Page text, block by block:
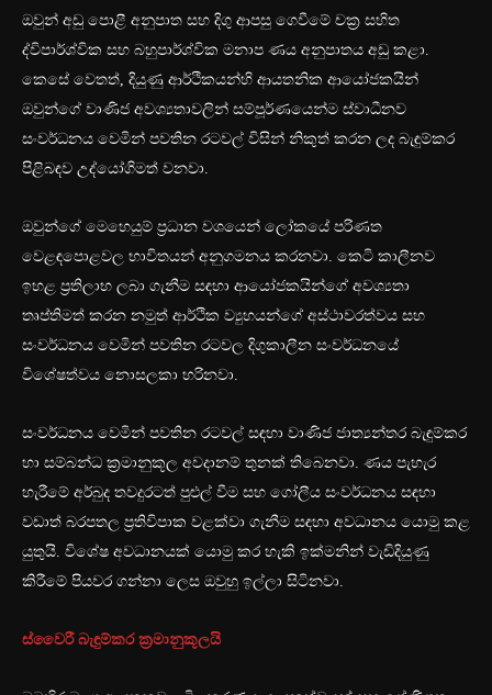
ඔවුන් අඩු පොළී අනුපාත සහ දිගු ආපසු ගෙවීමේ චක්‍ර සහිත
ද්විපාර්ශ්වික සහ බහුපාර්ශ්වික මනාප ණය අනුපාතය අඩු කළා.
කෙසේ වෙතත්, දියුණු ආර්ථිකයන්හි ආයතනික ආයෝජකයින්
ඔවුන්ගේ වාණිජ අවශ්‍යතාවලින් සම්පූර්ණයෙන්ම ස්වාධීනව
සංවර්ධනය වෙමින් පවතින රටවල් විසින් නිකුත් කරන ලද බැඳුම්කර
පිළිබඳව උද්යෝගිමත් වනවා.
ඔවුන්ගේ මෙහෙයුම් ප්‍රධාන වශයෙන් ලෝකයේ පරිණත
වෙළඳපොළවල භාවිතයන් අනුගමනය කරනවා. කෙටි කාලීනව
ඉහළ ප්‍රතිලාභ ලබා ගැනීම සඳහා ආයෝජකයින්ගේ අවශ්‍යතා
තෘප්තිමත් කරන නමුත් ආර්ථික ව්‍යුහයන්ගේ අස්ථාවරත්වය සහ
සංවර්ධනය වෙමින් පවතින රටවල දිගුකාලීන සංවර්ධනයේ
විශේෂත්වය නොසලකා හරිනවා.
සංවර්ධනය වෙමින් පවතින රටවල් සඳහා වාණිජ ජාත්‍යන්තර බැඳුම්කර
හා සම්බන්ධ ක්‍රමානුකූල අවදානම් තුනක් තිබෙනවා. ණය පැහැර
හැරීමේ අර්බුද තවදුරටත් පුළුල් වීම සහ ගෝලීය සංවර්ධනය සඳහා
වඩාත් බරපතල ප්‍රතිවිපාක වළක්වා ගැනීම සඳහා අවධානය යොමු කළ
යුතුයි. විශේෂ අවධානයක් යොමු කර හැකි ඉක්මනින් වැඩිදියුණු
කිරීමේ පියවර ගන්නා ලෙස ඔවුහු ඉල්ලා සිටිනවා.
ස්වෛරී බැඳුම්කර ක්‍රමානුකූලයි